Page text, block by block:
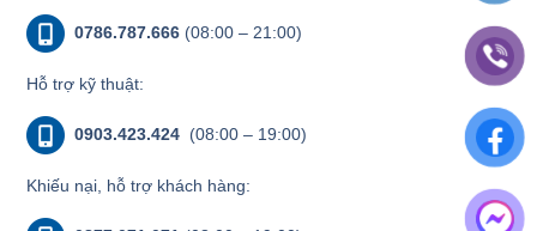
0786.787.666 (08:00 – 21:00)
Hỗ trợ kỹ thuật:
0903.423.424 (08:00 – 19:00)
Khiếu nại, hỗ trợ khách hàng: